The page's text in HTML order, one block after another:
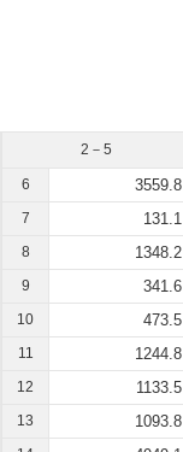
2－5
6 3559.8
7 131.1
8 1348.2
9 341.6
10 473.5
11 1244.8
12 1133.5
13 1093.8